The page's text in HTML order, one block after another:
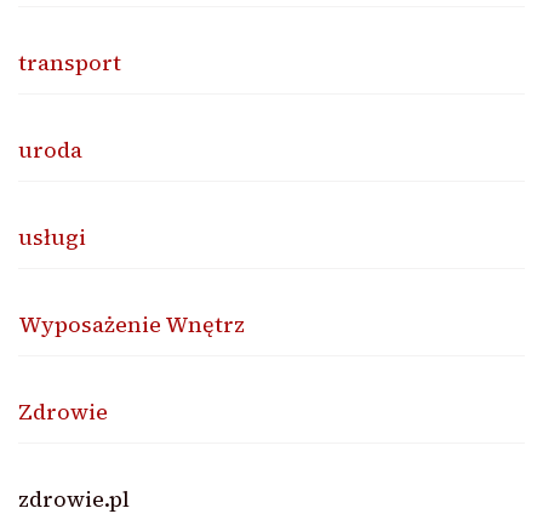
transport
uroda
usługi
Wyposażenie Wnętrz
Zdrowie
zdrowie.pl